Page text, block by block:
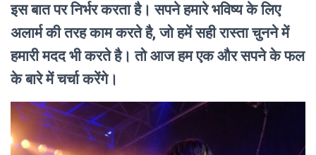
इस बात पर निर्भर करता है। सपने हमारे भविष्य के लिए
अलार्म की तरह काम करते है, जो हमें सही रास्ता चुनने में
हमारी मदद भी करते है। तो आज हम एक और सपने के फल
के बारे में चर्चा करेंगे।